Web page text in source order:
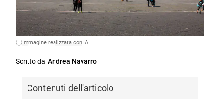
Immagine realizzata con IA
Scritto da Andrea Navarro
Contenuti dell'articolo